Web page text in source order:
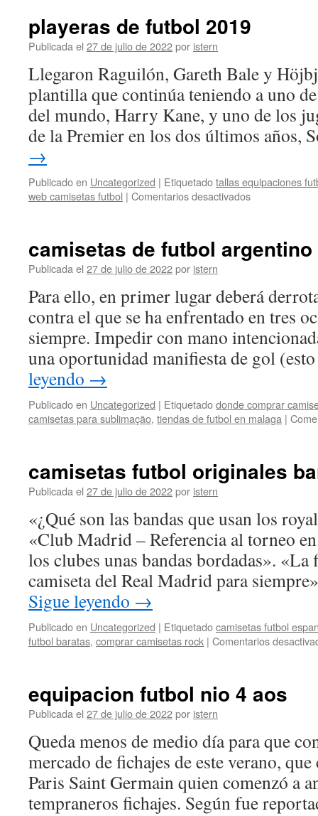
playeras de futbol 2019
Publicada el 27 de julio de 2022por istern
Llegaron Raguilón, Gareth Bale y
plantilla que continúa teniendo a uno
del mundo, Harry Kane, y uno de los
de la Premier en los dos últimos años,
→
Publicado en Uncategorized | Etiquetadotallas equipaciones
web camisetas futbol | Comentarios desactivadosen
2019
camisetas de futbol
Publicada el 27 de julio de 2022por istern
Para ello, en primer lugar deberá
contra el que se ha enfrentado en tres
siempre. Impedir con mano
una oportunidad manifiesta de gol
leyendo →
Publicado en Uncategorized | Etiquetadodonde comprar
camisetas para sublimação, tiendas de futbol en malaga |
camisetas futbol originales
Publicada el 27 de julio de 2022por istern
«¿Qué son las bandas que usan los
«Club Madrid – Referencia al torneo
los clubes unas bandas bordadas».
camiseta del Real Madrid para
Sigue leyendo →
Publicado en Uncategorized | Etiquetadocamisetas futbol
futbol baratas, comprar camisetas rock | Comentarios
equipacion futbol nio 4 aos
Publicada el 27 de julio de 2022por istern
Queda menos de medio día para que
mercado de fichajes de este verano,
Paris Saint Germain quien comenzó a
tempraneros fichajes. Según fue